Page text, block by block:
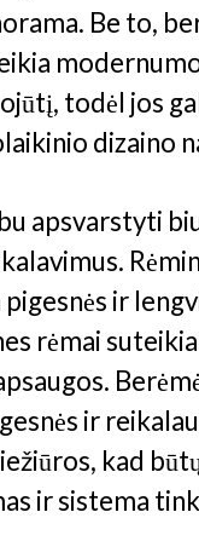
Be to,
todėl jos
dizaino
apsvarstyti
ir
rėmai
ir
kad
ir sistema